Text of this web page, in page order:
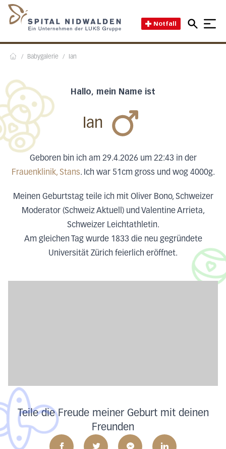
Notfall
/ Babygalerie / Ian
Hallo, mein Name ist
Ian
Geboren bin ich am 29.4.2026 um 22:43 in der
Frauenklinik, Stans. Ich war 51cm gross und wog 4000g.
Meinen Geburtstag teile ich mit Oliver Bono, Schweizer
Moderator (Schweiz Aktuell) und Valentine Arrieta,
Schweizer Leichtathletin.
Am gleichen Tag wurde 1833 die neu gegründete
Universität Zürich feierlich eröffnet.
Teile die Freude meiner Geburt mit deinen
Freunden